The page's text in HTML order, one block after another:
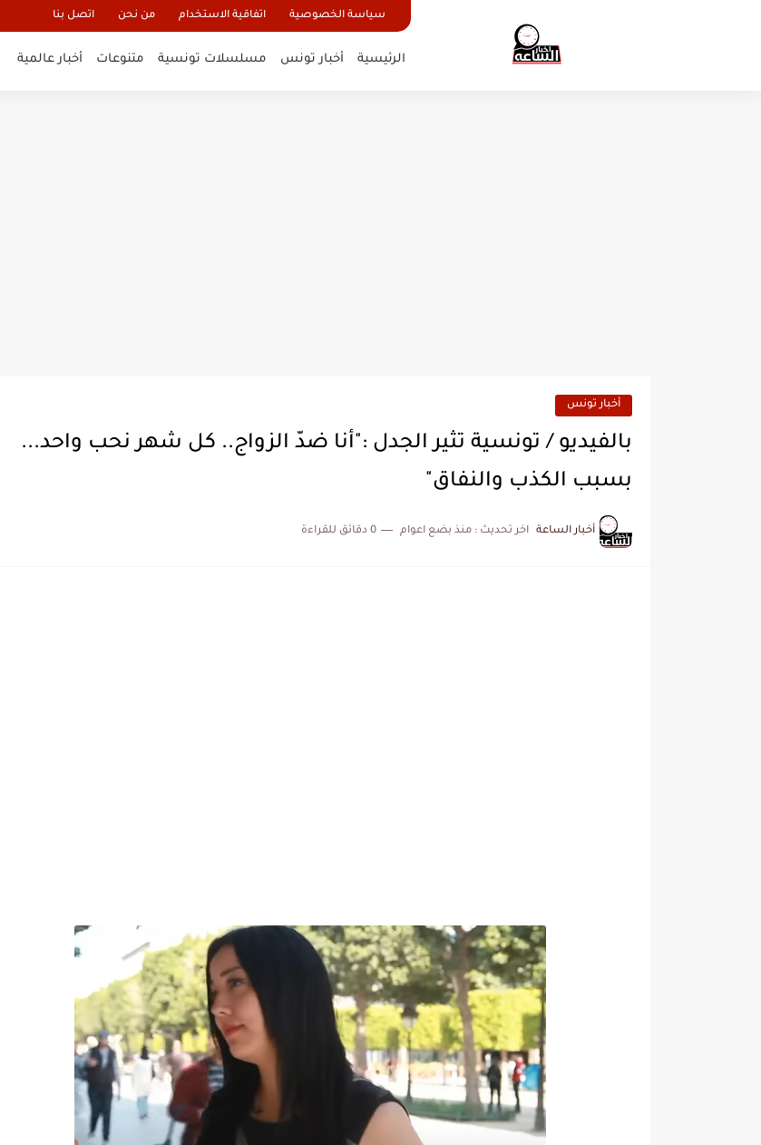
سياسة الخصوصية اتفاقية الاستخدام من نحن اتصل بنا
الرئيسية أخبار تونس مسلسلات تونسية متنوعات أخبار عالمية
أخبار تونس
بالفيديو / تونسية تثير الجدل :"أنا ضدّ الزواج.. كل شهر نحب واحد...
بسبب الكذب والنفاق"
أخبار الساعة اخر تحديث : منذ بضع اعوام 0 دقائق للقراءة